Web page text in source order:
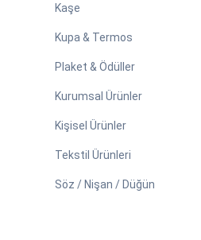
Kaşe
Kupa & Termos
Plaket & Ödüller
Kurumsal Ürünler
Kişisel Ürünler
Tekstil Ürünleri
Söz / Nişan / Düğün